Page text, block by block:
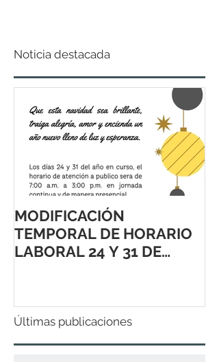
Noticia destacada
MODIFICACIÓN
TEMPORAL DE HORARIO
LABORAL 24 Y 31 DE
Últimas publicaciones